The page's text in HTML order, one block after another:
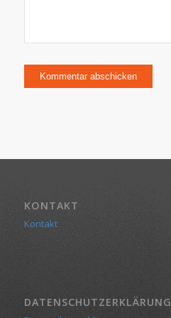
KONTAKT
Kontakt
DATENSCHUTZERKLÄRUNG